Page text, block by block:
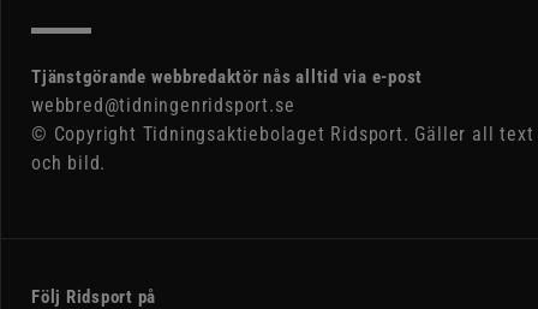
Tjänstgörande webbredaktör nås alltid via e-post
webbred@tidningenridsport.se
© Copyright Tidningsaktiebolaget Ridsport. Gäller all text
och bild.
Följ Ridsport på